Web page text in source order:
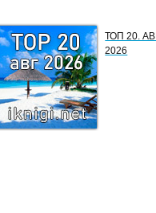
ТОП 20.
2026